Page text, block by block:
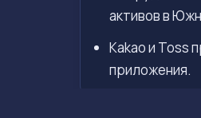
активов в
Kakao и Toss
приложения.